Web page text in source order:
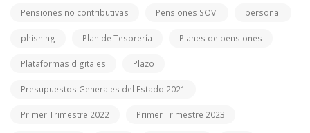
Pensiones no contributivas Pensiones SOVI personal
phishing Plan de Tesorería Planes de pensiones
Plataformas digitales Plazo
Presupuestos Generales del Estado 2021
Primer Trimestre 2022 Primer Trimestre 2023